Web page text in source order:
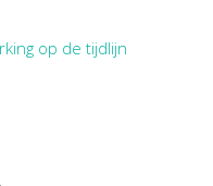
op de tijdlijn